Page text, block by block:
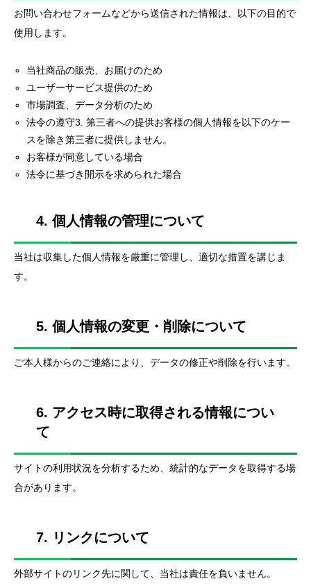
お問い合わせフォームなどから送信された情報は、以下の目的で
使用します。
当社商品の販売、お届けのため
ユーザーサービス提供のため
市場調査、データ分析のため
法令の遵守3. 第三者への提供お客様の個人情報を以下のケー
スを除き第三者に提供しません。
お客様が同意している場合
法令に基づき開示を求められた場合
4. 個人情報の管理について
当社は収集した個人情報を厳重に管理し、適切な措置を講じま
す。
5. 個人情報の変更・削除について
ご本人様からのご連絡により、データの修正や削除を行います。
6. アクセス時に取得される情報につい
て
サイトの利用状況を分析するため、統計的なデータを取得する場
合があります。
7. リンクについて
外部サイトのリンク先に関して、当社は責任を負いません。